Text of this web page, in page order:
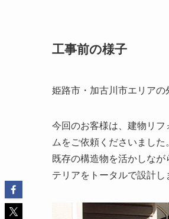
工事前の様子
姫路市・加古川市エリア
今回のお客様は、建物リ
ムをご依頼くださいました
既存の構造物を活かしなが
テリアをトータルで設計し